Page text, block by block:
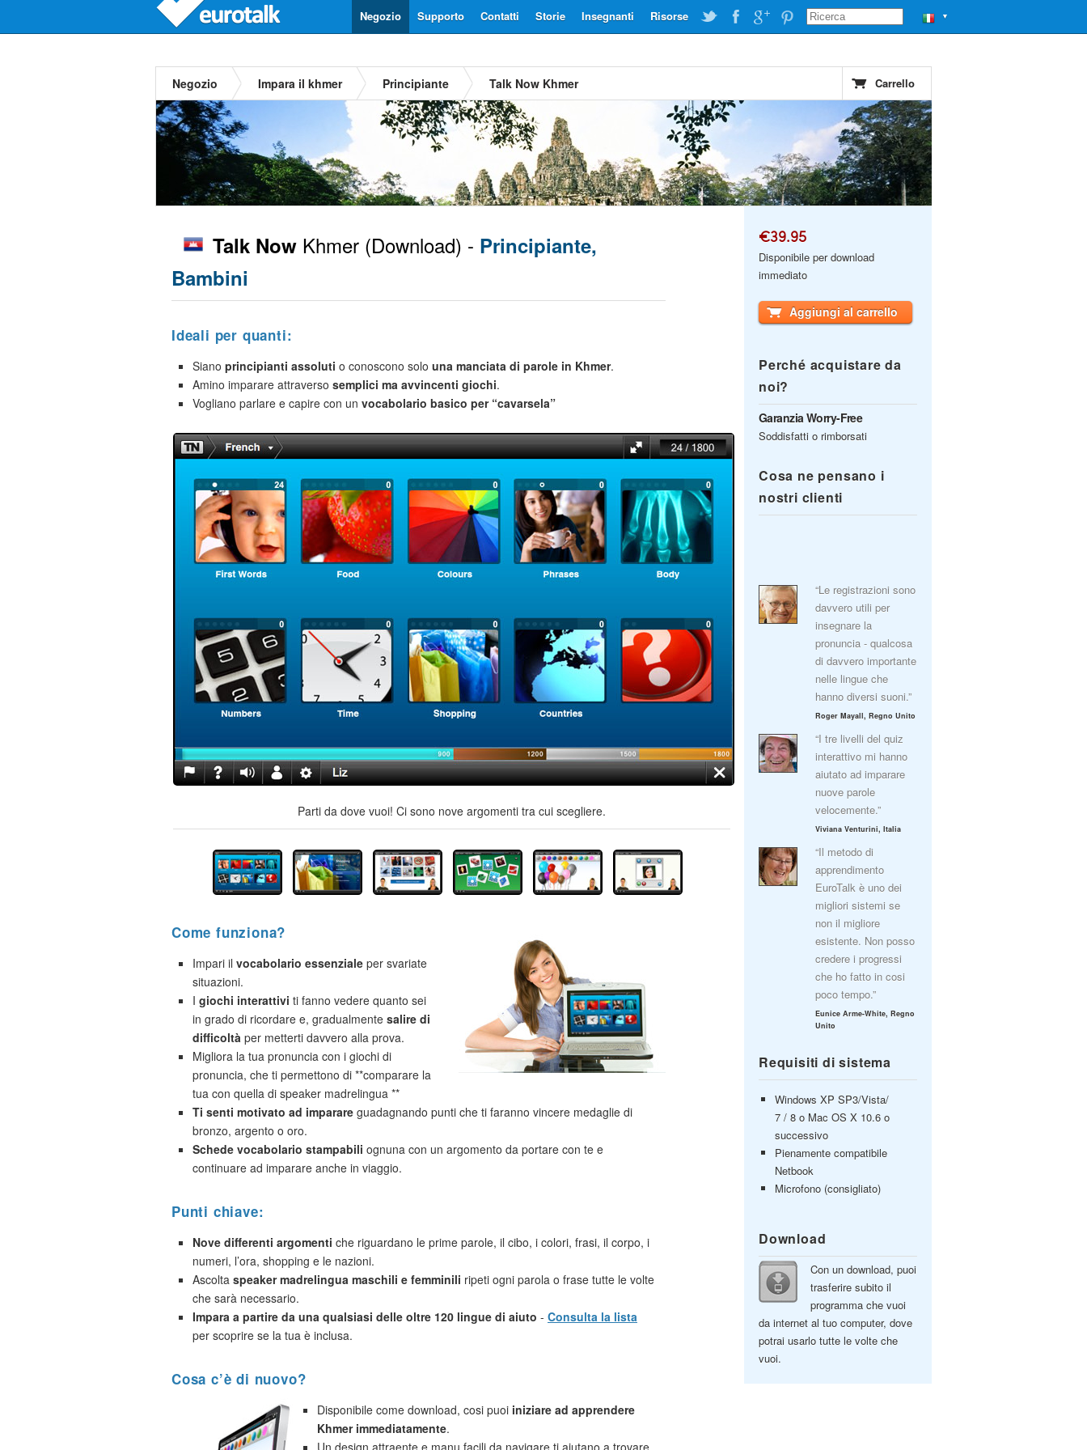
▼
Risorse
Insegnanti
Storie
Contatti
Supporto
Negozio
Negozio Impara il khmer Principiante Talk Now Khmer Carrello
Talk Now Khmer (Download) - Principiante,
Bambini
Ideali per quanti:
Siano principianti assoluti o conoscono solo una manciata di parole in Khmer.
Amino imparare attraverso semplici ma avvincenti giochi.
Vogliano parlare e capire con un vocabolario basico per “cavarsela”
Parti da dove vuoi! Ci sono nove argomenti tra cui scegliere.
Come funziona?
Impari il vocabolario essenziale per svariate
situazioni.
I giochi interattivi ti fanno vedere quanto sei
in grado di ricordare e, gradualmente salire di
difficoltà per metterti davvero alla prova.
Migliora la tua pronuncia con i giochi di
pronuncia, che ti permettono di **comparare la
tua con quella di speaker madrelingua **
Ti senti motivato ad imparare guadagnando punti che ti faranno vincere medaglie di
bronzo, argento o oro.
Schede vocabolario stampabili ognuna con un argomento da portare con te e
continuare ad imparare anche in viaggio.
Punti chiave:
Nove differenti argomenti che riguardano le prime parole, il cibo, i colori, frasi, il corpo, i
numeri, l’ora, shopping e le nazioni.
Ascolta speaker madrelingua maschili e femminili ripeti ogni parola o frase tutte le volte
che sarà necessario.
Impara a partire da una qualsiasi delle oltre 120 lingue di aiuto - Consulta la lista
per scoprire se la tua è inclusa.
Cosa c’è di nuovo?
Disponibile come download, cosi puoi iniziare ad apprendere
Khmer immediatamente.
Un design attraente e manu facili da navigare ti aiutano a trovare
€39.95
Disponibile per download
immediato
Aggiungi al carrello
Perché acquistare da
noi?
Garanzia Worry-Free
Soddisfatti o rimborsati
Cosa ne pensano i
nostri clienti
“Le registrazioni sono
davvero utili per
insegnare la
pronuncia - qualcosa
di davvero importante
nelle lingue che
hanno diversi suoni.”
Roger Mayall, Regno Unito
“I tre livelli del quiz
interattivo mi hanno
aiutato ad imparare
nuove parole
velocemente.”
Viviana Venturini, Italia
“Il metodo di
apprendimento
EuroTalk è uno dei
migliori sistemi se
non il migliore
esistente. Non posso
credere i progressi
che ho fatto in cosi
poco tempo.”
Eunice Arme-White, Regno
Unito
Requisiti di sistema
Windows XP SP3/Vista/
7 / 8 o Mac OS X 10.6 o
successivo
Pienamente compatibile
Netbook
Microfono (consigliato)
Download
Con un download, puoi
trasferire subito il
programma che vuoi
da internet al tuo computer, dove
potrai usarlo tutte le volte che
vuoi.